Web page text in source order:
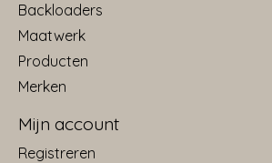
Backloaders
Maatwerk
Producten
Merken
Mijn account
Registreren